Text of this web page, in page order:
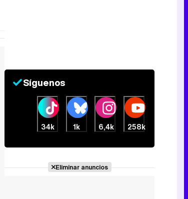
Síguenos
34k 1k 6,4k 258k
Eliminar anuncios